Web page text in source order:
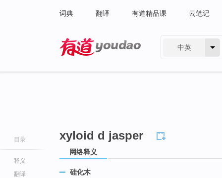
词典 翻译 有道精品课 云笔记
中英
目录
释义
翻译
xyloid d jasper
网络释义
硅化木